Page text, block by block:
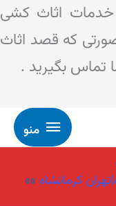
خدمات اثاث کشی
که قصد اثاث
تماس بگیرید .
منومنو
کرمانشاه